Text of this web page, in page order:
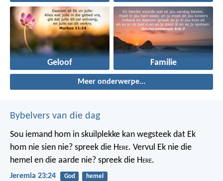
Geloof Familie
Meer onderwerpe...
Bybelvers van die dag
Sou iemand hom in skuilplekke kan wegsteek dat Ek
hom nie sien nie? spreek die Here. Vervul Ek nie die
hemel en die aarde nie? spreek die Here.
Jeremia 23:24 God hemel